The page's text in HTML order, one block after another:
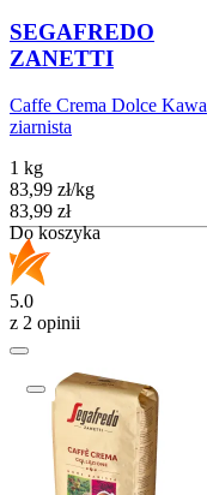
SEGAFREDO
ZANETTI
Caffe Crema Dolce Kawa
ziarnista
1 kg
83,99 zł/kg
Cena
83,99 zł
Do koszyka
5.0
z 2 opinii